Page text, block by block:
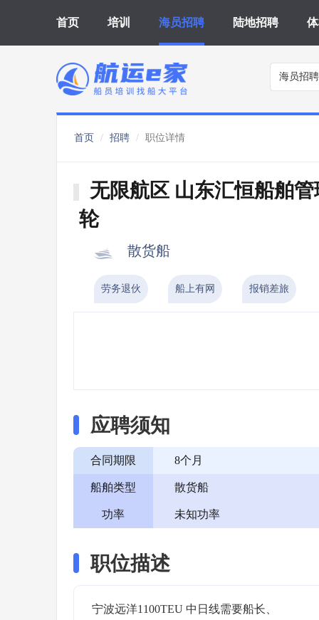
首页 培训 海员招聘 陆地招聘
海员招聘
首页 招聘 职位详情
无限航区 山东汇恒船舶
轮
散货船
劳务退伙 船上有网 报销差旅
应聘须知
合同期限 8个月
船舶类型 散货船
功率 未知功率
职位描述
宁波远洋1100TEU 中日线需要船长、